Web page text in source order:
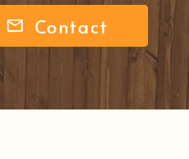
Contact